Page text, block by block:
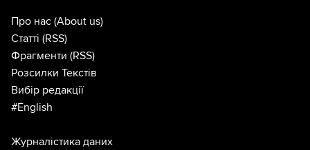
Про нас (About us)
Статті (RSS)
Фрагменти (RSS)
Розсилки Текстів
Вибір редакції
#English
Журналістика даних